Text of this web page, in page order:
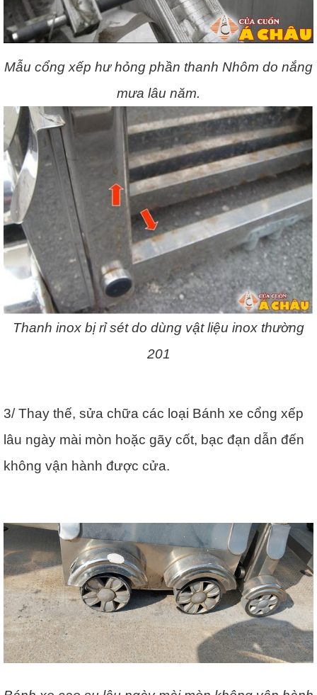
Mẫu cổng xếp hư hỏng phần thanh Nhôm do nắng
mưa lâu năm.
Thanh inox bị rỉ sét do dùng vật liệu inox thường
201
3/ Thay thế, sửa chữa các loại Bánh xe cổng xếp
lâu ngày mài mòn hoặc gãy cốt, bạc đạn dẫn đến
không vận hành được cửa.